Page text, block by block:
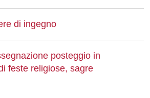
di ingegno
posteggio in
feste religiose, sagre